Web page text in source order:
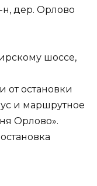
дер. Орлово
шоссе,
от остановки
и маршрутное
Орлово».